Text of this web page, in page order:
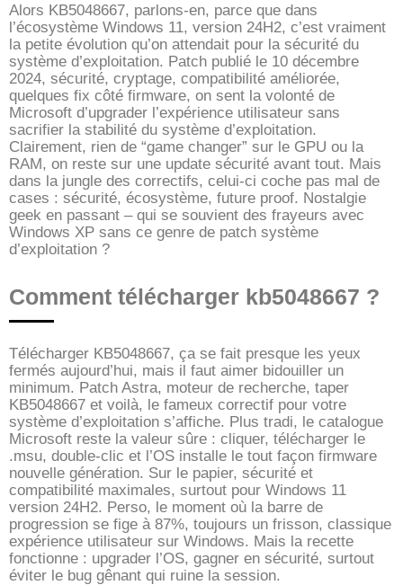
Alors KB5048667, parlons-en, parce que dans
l’écosystème Windows 11, version 24H2, c’est vraiment
la petite évolution qu’on attendait pour la sécurité du
système d’exploitation. Patch publié le 10 décembre
2024, sécurité, cryptage, compatibilité améliorée,
quelques fix côté firmware, on sent la volonté de
Microsoft d’upgrader l’expérience utilisateur sans
sacrifier la stabilité du système d’exploitation.
Clairement, rien de “game changer” sur le GPU ou la
RAM, on reste sur une update sécurité avant tout. Mais
dans la jungle des correctifs, celui-ci coche pas mal de
cases : sécurité, écosystème, future proof. Nostalgie
geek en passant – qui se souvient des frayeurs avec
Windows XP sans ce genre de patch système
d’exploitation ?
Comment télécharger kb5048667 ?
Télécharger KB5048667, ça se fait presque les yeux
fermés aujourd’hui, mais il faut aimer bidouiller un
minimum. Patch Astra, moteur de recherche, taper
KB5048667 et voilà, le fameux correctif pour votre
système d’exploitation s’affiche. Plus tradi, le catalogue
Microsoft reste la valeur sûre : cliquer, télécharger le
.msu, double-clic et l’OS installe le tout façon firmware
nouvelle génération. Sur le papier, sécurité et
compatibilité maximales, surtout pour Windows 11
version 24H2. Perso, le moment où la barre de
progression se fige à 87%, toujours un frisson, classique
expérience utilisateur sur Windows. Mais la recette
fonctionne : upgrader l’OS, gagner en sécurité, surtout
éviter le bug gênant qui ruine la session.